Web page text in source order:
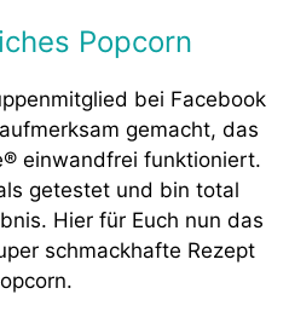
Popcorn
bei Facebook
gemacht, das
einwandfrei funktioniert.
getestet und bin total
Hier für Euch nun das
schmackhafte Rezept